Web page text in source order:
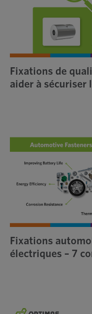
Fixations de
aider à sécuriser
Fixations
électriques – 7